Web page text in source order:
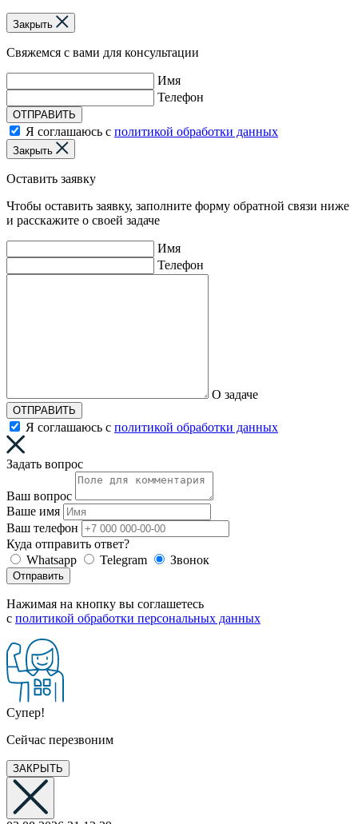
Закрыть
Свяжемся с вами для консультации
Имя
Телефон
ОТПРАВИТЬ
Я соглашаюсь с политикой обработки данных
Закрыть
Оставить заявку
Чтобы оставить заявку, заполните форму обратной связи ниже
и расскажите о своей задаче
Имя
Телефон
О задаче
ОТПРАВИТЬ
Я соглашаюсь с политикой обработки данных
Задать вопрос
Ваш вопрос
Ваше имя
Ваш телефон
Куда отправить ответ?
Whatsapp
Telegram Звонок
Отправить
Нажимая на кнопку вы соглашетесь
с политикой обработки персональных данных
Супер!
Сейчас перезвоним
ЗАКРЫТЬ